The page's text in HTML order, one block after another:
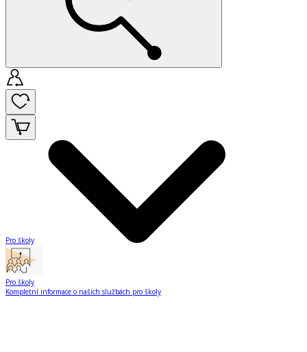
Pro školy
Pro školy
Kompletní informace o našich službách pro školy